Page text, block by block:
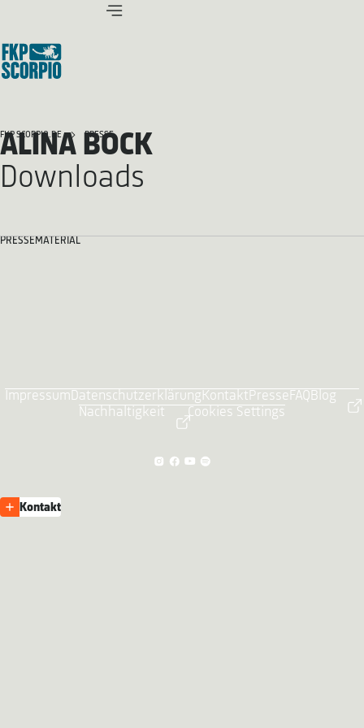
FKP SCORPIO.DE PRESSE
ALINA BOCK
Downloads
PRESSEMATERIAL
ImpressumDatenschutzerklärungKontaktPresse FAQBlog
Nachhaltigkeit
Cookies Settings
Kontakt